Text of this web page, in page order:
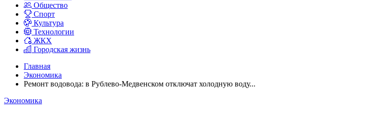
Общество
Спорт
Культура
Технологии
ЖКХ
Городская жизнь
Главная
Экономика
Ремонт водовода: в Рублево-Медвенском отключат холодную воду...
Экономика